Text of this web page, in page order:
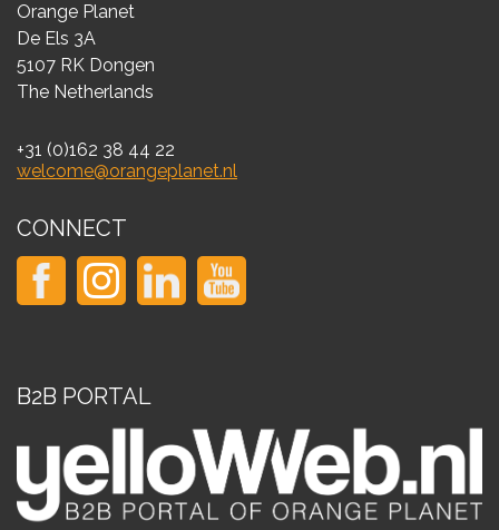
Orange Planet
De Els 3A
5107 RK Dongen
The Netherlands
+31 (0)162 38 44 22
welcome@orangeplanet.nl
CONNECT
B2B PORTAL